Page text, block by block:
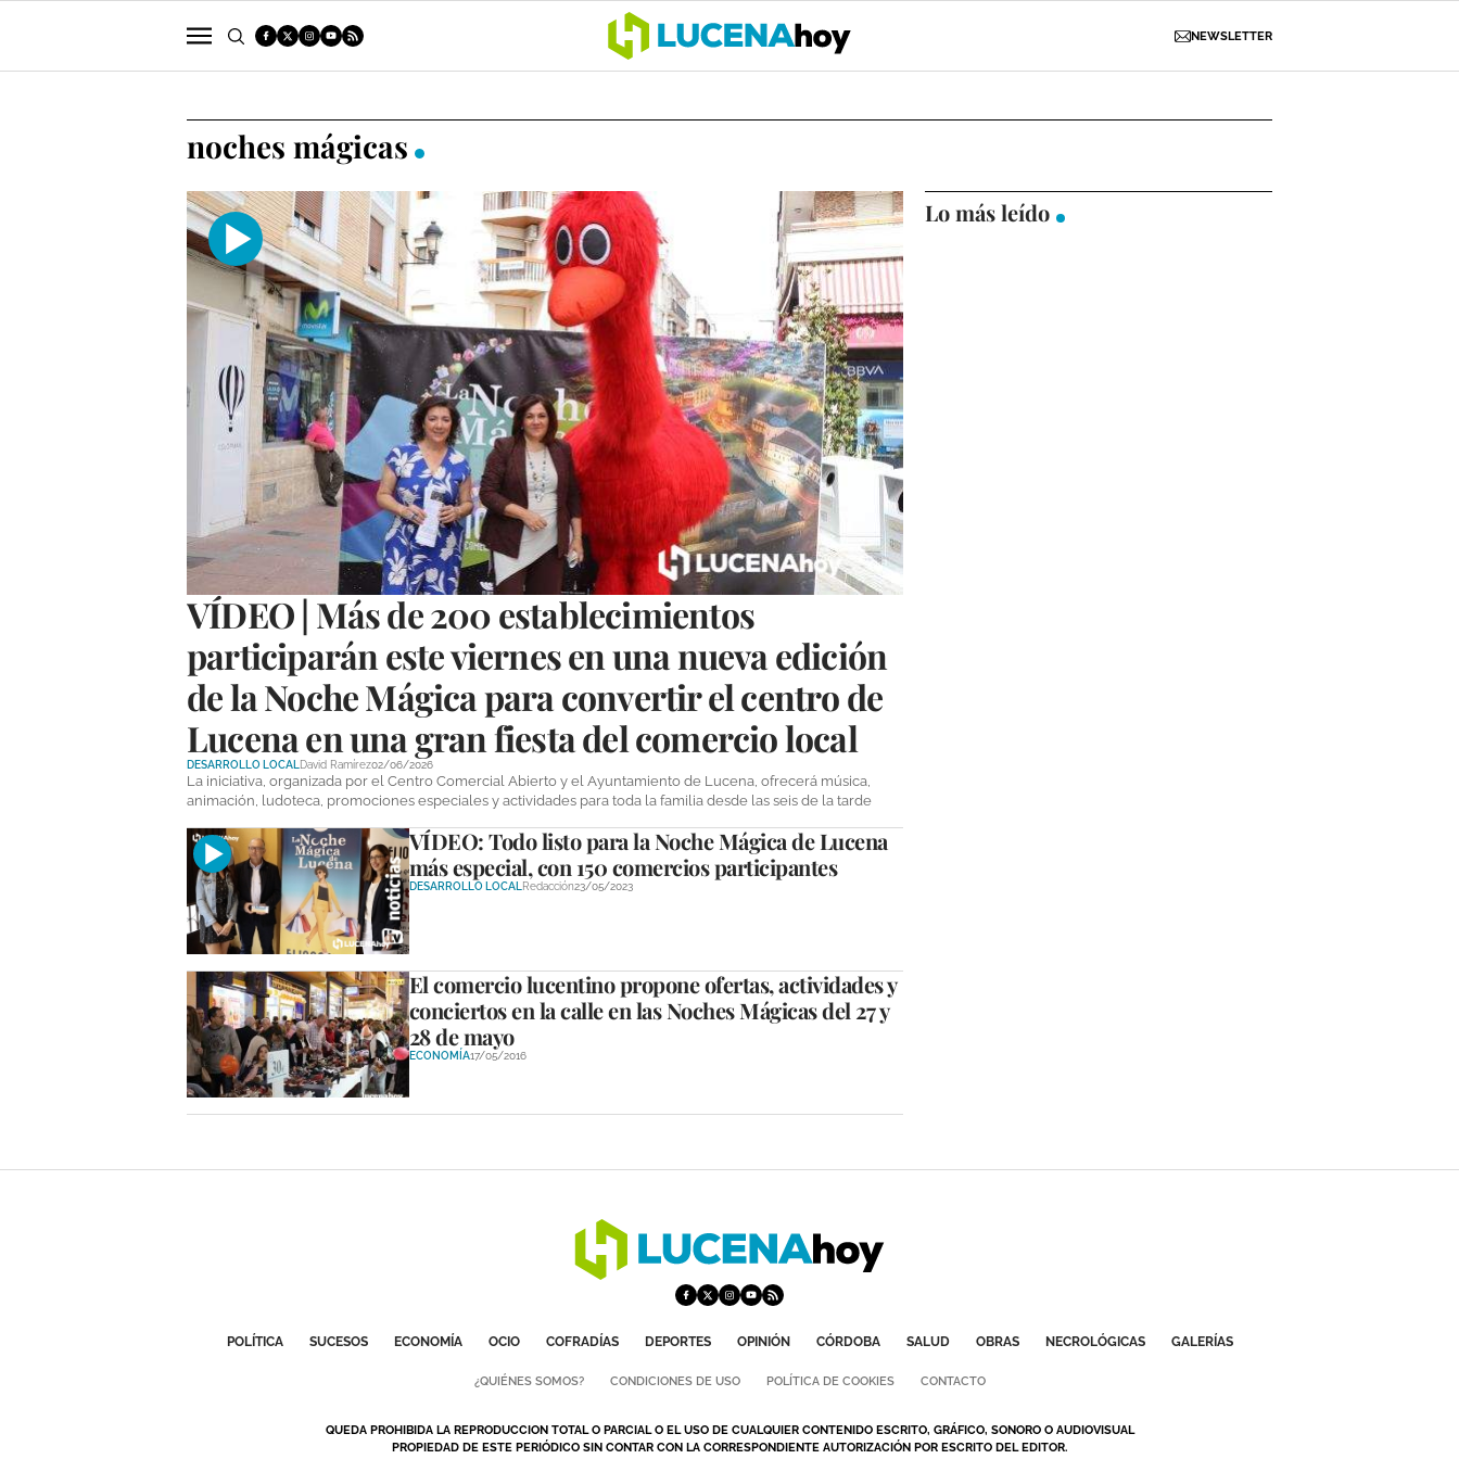
SUCESOS
NEWSLETTER
noches mágicas
VÍDEO | Más de 200 establecimientos
participarán este viernes en una nueva edición
de la Noche Mágica para convertir el centro de
Lucena en una gran fiesta del comercio local
DESARROLLO LOCALDavid Ramírez02/06/2026
La iniciativa, organizada por el Centro Comercial Abierto y el Ayuntamiento de Lucena, ofrecerá música,
animación, ludoteca, promociones especiales y actividades para toda la familia desde las seis de la tarde
VÍDEO: Todo listo para la Noche Mágica de Lucena
más especial, con 150 comercios participantes
DESARROLLO LOCALRedacción23/05/2023
El comercio lucentino propone ofertas, actividades y
conciertos en la calle en las Noches Mágicas del 27 y
28 de mayo
ECONOMÍA17/05/2016
Lo más leído
POLÍTICA SUCESOS ECONOMÍA OCIO COFRADÍAS DEPORTES OPINIÓN CÓRDOBA SALUD OBRAS NECROLÓGICAS GALERÍAS
¿QUIÉNES SOMOS? CONDICIONES DE USO POLÍTICA DE COOKIES CONTACTO
QUEDA PROHIBIDA LA REPRODUCCION TOTAL O PARCIAL O EL USO DE CUALQUIER CONTENIDO ESCRITO, GRÁFICO, SONORO O AUDIOVISUAL
PROPIEDAD DE ESTE PERIÓDICO SIN CONTAR CON LA CORRESPONDIENTE AUTORIZACIÓN POR ESCRITO DEL EDITOR.